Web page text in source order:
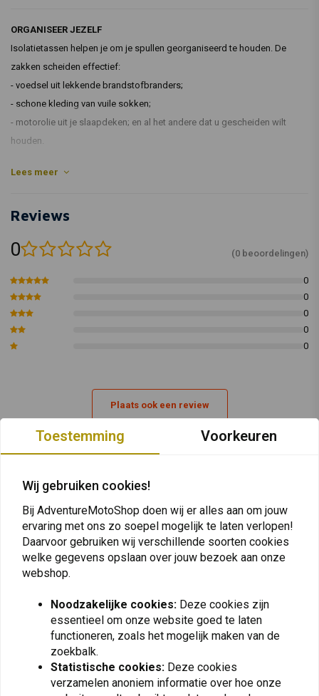
ORGANISEER JEZELF
Isolatietassen helpen je om je spullen georganiseerd te houden. De
zakken scheiden effectief:
- voedsel uit lekkende brandstofbranders;
- schone kleding van vuile sokken;
- motorolie uit je slaapdeken; en al het andere dat u gescheiden wilt
houden.
SNELLE FEITEN
- Bestand tegen olie en benzine
OVEREENKOMEN MET MONSOON 2
compartimenten worden verdeeld, die elk één isolatietas bevatten.
Artikelcode: LUOR-001
Lees meer
Reviews
0 (0 beoordelingen)
0
0
0
0
0
Plaats ook een review
NATIONAL CYCLE
Single Pouch Houder
Smal Frame | Zwart
Waterdichte
Verbanddoos 1,7 L | Rood
Toestemming Voorkeuren
Wij gebruiken cookies!
Bij AdventureMotoShop doen wij er alles aan om jouw
ervaring met ons zo soepel mogelijk te laten verlopen!
Daarvoor gebruiken wij verschillende soorten cookies
welke gegevens opslaan over jouw bezoek aan onze
webshop.
Noodzakelijke cookies: Deze cookies zijn
essentieel om onze website goed te laten
functioneren, zoals het mogelijk maken van de
zoekbalk.
Statistische cookies: Deze cookies
verzamelen anoniem informatie over hoe onze